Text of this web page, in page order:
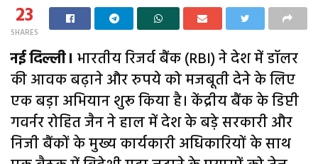
23
SHARES
नई दिल्ली। भारतीय रिजर्व बैंक (RBI) ने देश में डॉलर
की आवक बढ़ाने और रुपये को मजबूती देने के लिए
एक बड़ा अभियान शुरू किया है। केंद्रीय बैंक के डिप्टी
गवर्नर रोहित जैन ने हाल में देश के बड़े सरकारी और
निजी बैंकों के मुख्य कार्यकारी अधिकारियों के साथ